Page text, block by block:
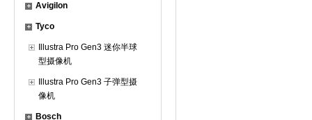
Avigilon
Tyco
Illustra Pro Gen3 迷你半球
型摄像机
Illustra Pro Gen3 子弹型摄
像机
Bosch